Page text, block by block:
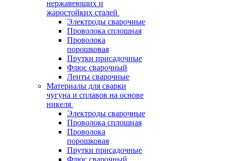
нержавеющих и
жаростойких сталей
Электроды сварочные
Проволока сплошная
Проволока
порошковая
Прутки присадочные
Флюс сварочный
Ленты сварочные
Материалы для сварки
чугуна и сплавов на основе
никеля
Электроды сварочные
Проволока сплошная
Проволока
порошковая
Прутки присадочные
Флюс сварочный